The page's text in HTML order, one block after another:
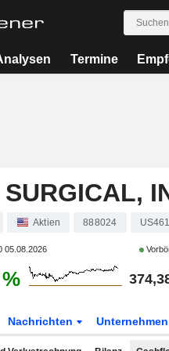
Termine
Aktien 888024
05.08.2026
Nachrichten Unternehmen